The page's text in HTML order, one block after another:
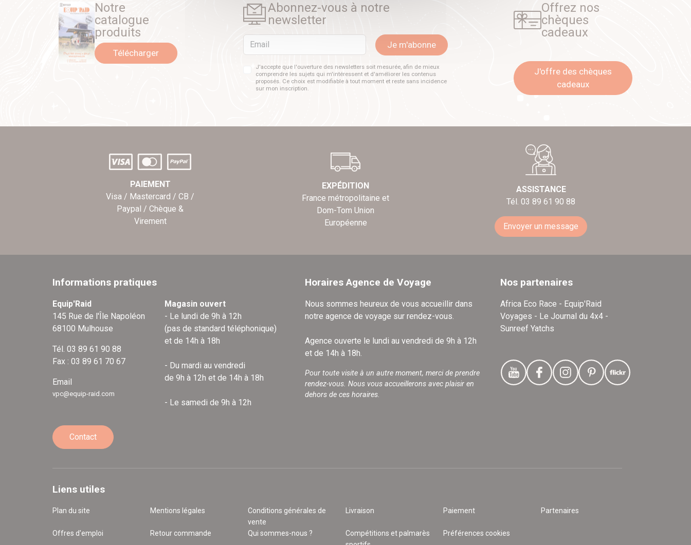
Notre
catalogue
produits
Télécharger
Abonnez-vous à notre
newsletter
Email Je m'abonne
J'accepte que l'ouverture des newsletters soit mesurée, afin de mieux
comprendre les sujets qui m'intéressent et d'améliorer les contenus
proposés. Ce choix est modifiable à tout moment et reste sans incidence
sur mon inscription.
Offrez nos
chèques
cadeaux
J'offre des chèques
cadeaux
PAIEMENT
Visa / Mastercard / CB /
Paypal / Chèque &
Virement
EXPÉDITION
France métropolitaine et
Dom-Tom Union
Européenne
ASSISTANCE
Tél. 03 89 61 90 88
Envoyer un message
Informations pratiques
Equip'Raid
145 Rue de l'Île Napoléon
68100 Mulhouse
Tél. 03 89 61 90 88
Fax : 03 89 61 70 67
Email
vpc@equip-raid.com
Magasin ouvert
- Le lundi de 9h à 12h
(pas de standard téléphonique)
et de 14h à 18h
- Du mardi au vendredi
de 9h à 12h et de 14h à 18h
- Le samedi de 9h à 12h
Contact
Horaires Agence de Voyage
Nous sommes heureux de vous accueillir dans
notre agence de voyage sur rendez-vous.
Agence ouverte le lundi au vendredi de 9h à 12h
et de 14h à 18h.
Pour toute visite à un autre moment, merci de prendre
rendez-vous. Nous vous accueillerons avec plaisir en
dehors de ces horaires.
Nos partenaires
Africa Eco Race - Equip'Raid
Voyages - Le Journal du 4x4 -
Sunreef Yatchs
Liens utiles
Plan du site Mentions légales
Conditions générales de
vente
Livraison Paiement Partenaires
Offres d'emploi Retour commande Qui sommes-nous ?
Compétitions et palmarès
Préférences cookies